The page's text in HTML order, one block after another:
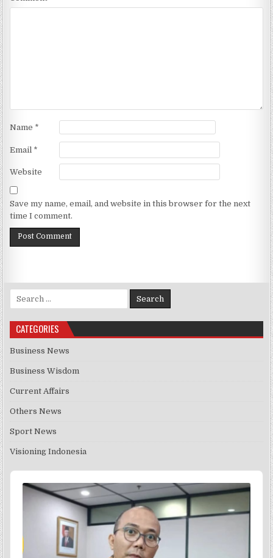
Name *
Email *
Website
Save my name, email, and website in this browser for the next
time I comment.
Search for:
CATEGORIES
Business News
Business Wisdom
Current Affairs
Others News
Sport News
Visioning Indonesia
Audio
Player